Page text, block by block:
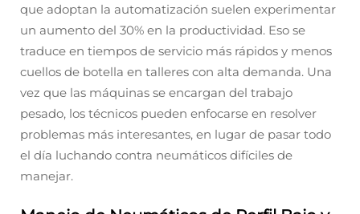
que adoptan la automatización suelen experimentar
un aumento del 30% en la productividad. Eso se
traduce en tiempos de servicio más rápidos y menos
cuellos de botella en talleres con alta demanda. Una
vez que las máquinas se encargan del trabajo
pesado, los técnicos pueden enfocarse en resolver
problemas más interesantes, en lugar de pasar todo
el día luchando contra neumáticos difíciles de
manejar.